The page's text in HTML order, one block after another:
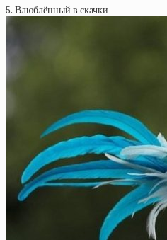
5. Влюблённый в скачки